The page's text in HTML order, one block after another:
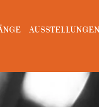
AUSSTELLUNGEN